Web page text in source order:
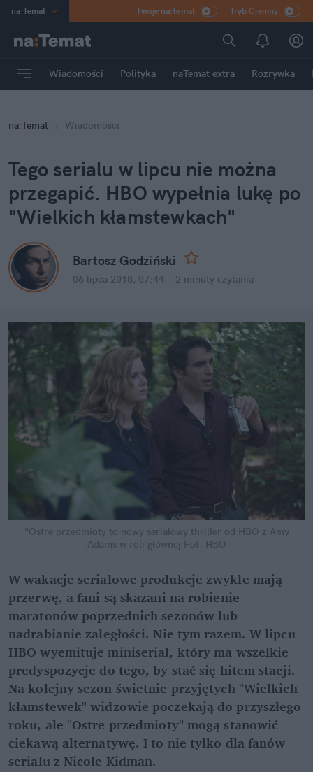
na:Temat
Poland
mama
Rozrywka
Twoje na:Temat Tryb Ciemny
Wiadomości Polityka naTemat extra Rozrywka
na:Temat Wiadomości
Tego serialu w lipcu nie można
przegapić. HBO wypełnia lukę po
"Wielkich kłamstewkach"
Bartosz Godziński
06 lipca 2018, 07:44 2 minuty czytania
"Ostre przedmioty to nowy serialowy thriller od HBO z Amy
Adams w roli głównej Fot. HBO
W wakacje serialowe produkcje zwykle mają
przerwę, a fani są skazani na robienie
maratonów poprzednich sezonów lub
nadrabianie zaległości. Nie tym razem. W lipcu
HBO wyemituje miniserial, który ma wszelkie
predyspozycje do tego, by stać się hitem stacji.
Na kolejny sezon świetnie przyjętych "Wielkich
kłamstewek" widzowie poczekają do przyszłego
roku, ale "Ostre przedmioty" mogą stanowić
ciekawą alternatywę. I to nie tylko dla fanów
serialu z Nicole Kidman.